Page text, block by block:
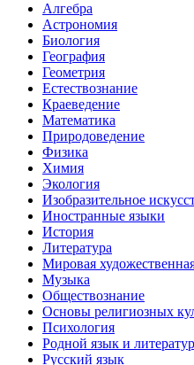
Алгебра
Астрономия
Биология
География
Геометрия
Естествознание
Краеведение
Математика
Природоведение
Физика
Химия
Экология
Изобразительное
Иностранные языки
История
Литература
Мировая
Музыка
Обществознание
Основы религиозных
Психология
Родной язык и
Русский язык